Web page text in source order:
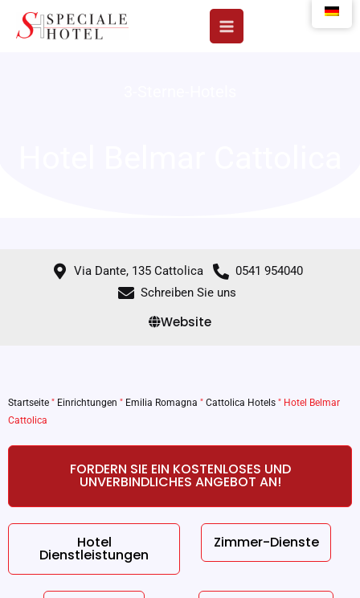
Inhalt
Via Dante, 135 Cattolica
0541 954040
Schreiben Sie uns
Website
Startseite " Einrichtungen " Emilia Romagna " Cattolica Hotels " Hotel Belmar
Cattolica
FORDERN SIE EIN KOSTENLOSES UND
UNVERBINDLICHES ANGEBOT AN!
Hotel
Dienstleistungen
Zimmer-Dienste